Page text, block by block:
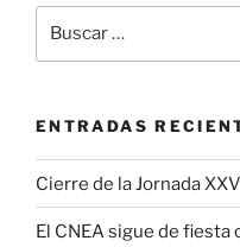
por:
ENTRADAS
Cierre de la Jornada
El CNEA sigue de